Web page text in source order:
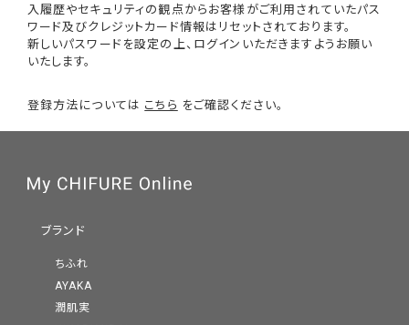
入履歴やセキュリティの観点からお客様がご利用されていたパス
ワード及びクレジットカード情報はリセットされております。
新しいパスワードを設定の上、ログインいただきますようお願い
いたします。
登録方法については こちら をご確認ください。
ブランド
ちふれ
AYAKA
潤肌実